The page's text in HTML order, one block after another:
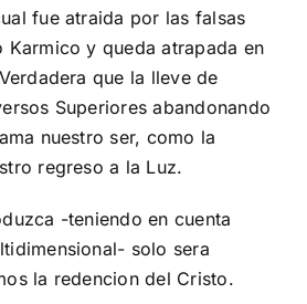
fue atraida por las falsas
Karmico y queda atrapada en
que la lleve de
Superiores abandonando
nuestro ser, como la
regreso a la Luz.
-teniendo en cuenta
solo sera
la redencion del Cristo.